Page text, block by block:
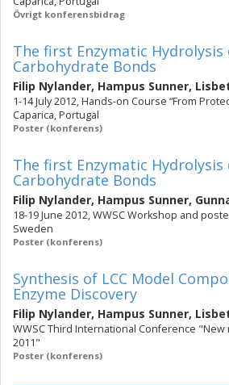
Övrigt konferensbidrag
The first Enzymatic Hydrolysis
Carbohydrate Bonds
Filip Nylander, Hampus Sunner,
1-14 July 2012, Hands-on Course “From
Caparica, Portugal
Poster (konferens)
The first Enzymatic Hydrolysis
Carbohydrate Bonds
Filip Nylander, Hampus Sunner,
18-19 June 2012, WWSC Workshop and
Sweden
Poster (konferens)
Synthesis of LCC Model
Enzyme Discovery
Filip Nylander, Hampus Sunner,
WWSC Third International Conference
2011"
Poster (konferens)